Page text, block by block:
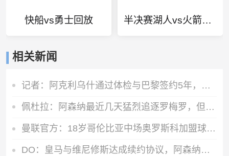
快船vs勇士回放 半决赛湖人vs火箭录像
相关新闻
记者：阿克利乌什通过体检与巴黎签约5年，转会费5000万欧元
佩杜拉：阿森纳最近几天猛烈追逐罗梅罗，但和热刺多年来关系较僵
曼联官方：18岁哥伦比亚中场奥罗斯科加盟球队，将进入青训体系
DO：皇马与维尼修斯达成续约协议，阿森纳方面的追求将结束